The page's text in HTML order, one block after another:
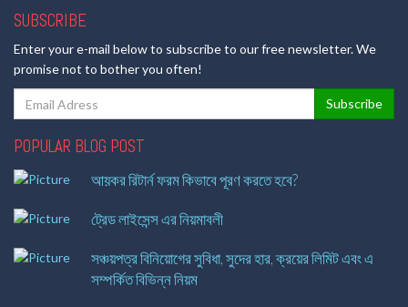
SUBSCRIBE
Enter your e-mail below to subscribe to our free newsletter. We
promise not to bother you often!
POPULAR BLOG POST
আয়কর রিটার্ন ফরম কিভাবে পূরণ করতে হবে?
ট্রেড লাইসেন্স এর নিয়মাবলী
সঞ্চয়পত্র বিনিয়োগের সুবিধা, সুদের হার, ক্রয়ের লিমিট এবং এ
সম্পর্কিত বিভিন্ন নিয়ম